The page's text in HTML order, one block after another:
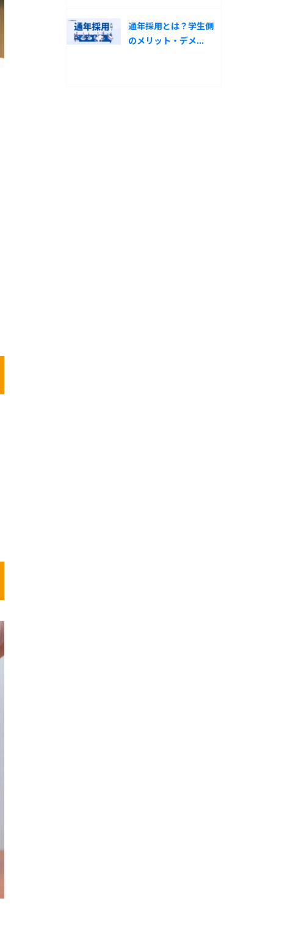
通年採用とは？学生側
のメリット・デメ...